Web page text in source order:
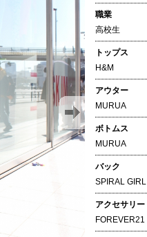
職業
高校生
トップス
H&M
アウター
MURUA
ボトムス
MURUA
バック
SPIRAL GIRL
アクセサリー
FOREVER21